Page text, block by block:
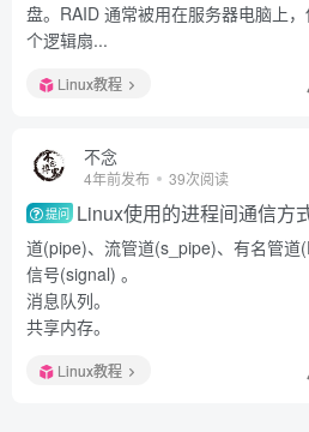
盘。RAID 通常被用在服务器电脑上
个逻辑扇...
Linux教程
不念
4年前发布 39次阅读
提问 Linux使用的进程间通信方
道(pipe)、流管道(s_pipe)、有名管道
信号(signal) 。
消息队列。
共享内存。
Linux教程